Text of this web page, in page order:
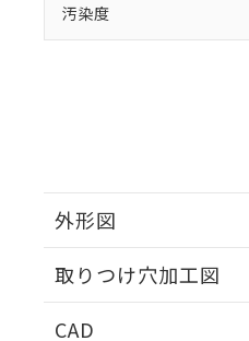
汚染度
外形図
取りつけ穴加工図
CAD